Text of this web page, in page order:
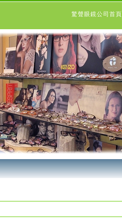
驚聲眼鏡公司首頁